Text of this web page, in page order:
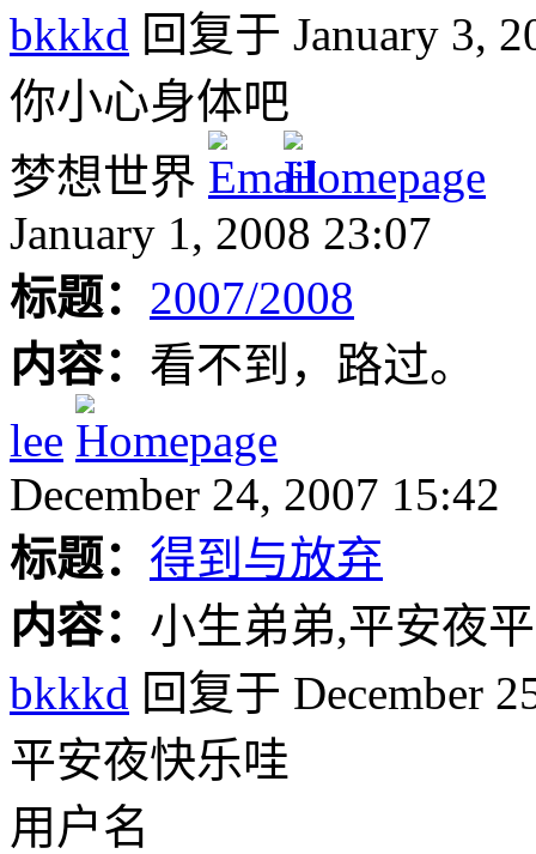
bkkkd 回复于 January 3,
你小心身体吧
梦想世界
January 1, 2008 23:07
标题： 2007/2008
内容： 看不到，路过。
lee
December 24, 2007 15:42
标题： 得到与放弃
内容： 小生弟弟,平安夜
bkkkd 回复于 December
平安夜快乐哇
用户名